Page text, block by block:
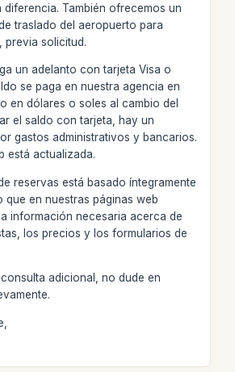
diferencia. También ofrecemos un
traslado del aeropuerto para
previa solicitud.
un adelanto con tarjeta Visa o
se paga en nuestra agencia en
en dólares o soles al cambio del
el saldo con tarjeta, hay un
gastos administrativos y bancarios.
está actualizada.
reservas está basado íntegramente
que en nuestras páginas web
información necesaria acerca de
los precios y los formularios de
adicional, no dude en